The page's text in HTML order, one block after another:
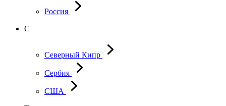
Россия
С
Северный Кипр
Сербия
США